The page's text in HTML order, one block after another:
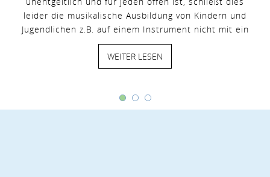
leider die musikalische Ausbildung von Kindern und
Jugendlichen z.B. auf einem Instrument nicht mit ein
WEITER LESEN